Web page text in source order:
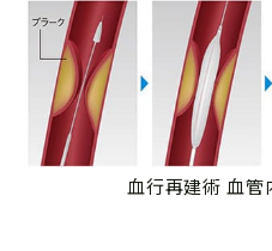
血行再建術 血管